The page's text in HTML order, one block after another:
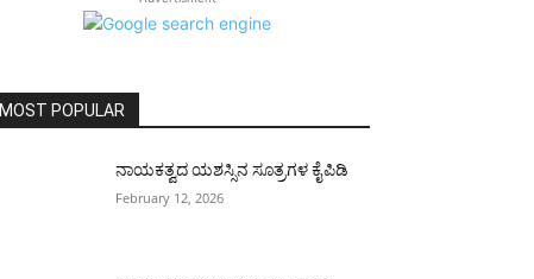
MOST POPULAR
ನಾಯಕತ್ವದ ಯಶಸ್ಸಿನ ಸೂತ್ರಗಳ ಕೈಪಿಡಿ
February 12, 2026